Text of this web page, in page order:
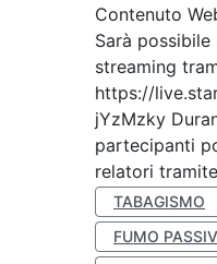
Contenuto
Sarà
streaming
https://
jYzMzky
partecipanti
relatori
TABAGISMO
FUMO